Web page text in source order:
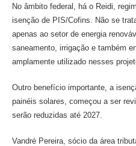
No âmbito federal, há o Reidi,
isenção de PIS/Cofins. Não se
apenas ao setor de energia
saneamento, irrigação e também
amplamente utilizado nesses
Outro benefício importante, a
painéis solares, começou a ser
serão reduzidas até 2027.
Vandré Pereira, sócio da área